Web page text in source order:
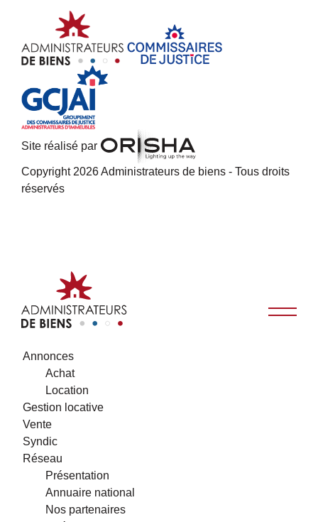
Site réalisé par
Copyright 2026 Administrateurs de biens - Tous droits
réservés
Annonces
Achat
Location
Gestion locative
Vente
Syndic
Réseau
Présentation
Annuaire national
Nos partenaires